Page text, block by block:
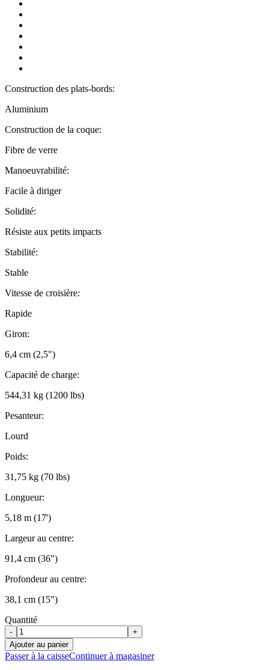
Construction des plats-bords:
Aluminium
Construction de la coque:
Fibre de verre
Manoeuvrabilité:
Facile à diriger
Solidité:
Résiste aux petits impacts
Stabilité:
Stable
Vitesse de croisière:
Rapide
Giron:
6,4 cm (2,5")
Capacité de charge:
544,31 kg (1200 lbs)
Pesanteur:
Lourd
Poids:
31,75 kg (70 lbs)
Longueur:
5,18 m (17')
Largeur au centre:
91,4 cm (36")
Profondeur au centre:
38,1 cm (15")
Quantité
-
+
Ajouter au panier
Passer à la caisseContinuer à magasiner